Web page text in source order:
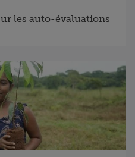
les auto-évaluations